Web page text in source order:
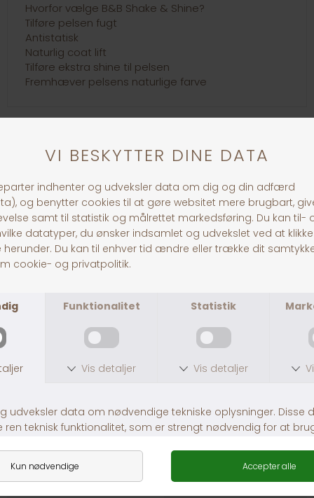
Hvorfor vælge B&B Shake & Shine?
Tilføre pelsen fugt
Antistatisk
Naturlig coat lift
Tilføre ekstra shine til pelsen
Fremhæver pelsens naturlige farve
1-3 dages levering